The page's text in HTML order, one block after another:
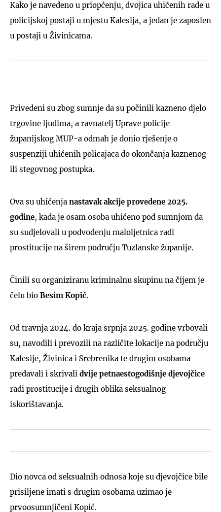
Kako je navedeno u priopćenju, dvojica uhićenih rade u
policijskoj postaji u mjestu Kalesija, a jedan je zaposlen
u postaji u Živinicama.
Privedeni su zbog sumnje da su počinili kazneno djelo
trgovine ljudima, a ravnatelj Uprave policije
županijskog MUP-a odmah je donio rješenje o
suspenziji uhićenih policajaca do okončanja kaznenog
ili stegovnog postupka.
Ova su uhićenja nastavak akcije provedene 2025.
godine, kada je osam osoba uhićeno pod sumnjom da
su sudjelovali u podvođenju maloljetnica radi
prostitucije na širem području Tuzlanske županije.
Činili su organiziranu kriminalnu skupinu na čijem je
čelu bio Besim Kopić.
Od travnja 2024. do kraja srpnja 2025. godine vrbovali
su, navodili i prevozili na različite lokacije na području
Kalesije, Živinica i Srebrenika te drugim osobama
predavali i skrivali dvije petnaestogodišnje djevojčice
radi prostitucije i drugih oblika seksualnog
iskorištavanja.
Dio novca od seksualnih odnosa koje su djevojčice bile
prisiljene imati s drugim osobama uzimao je
prvoosumnjičeni Kopić.